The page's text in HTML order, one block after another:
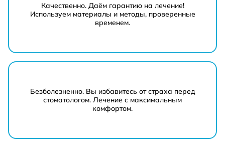
Качественно. Даём гарантию на лечение!
Используем материалы и методы, проверенные
временем.
Безболезненно. Вы избавитесь от страха перед
стоматологом. Лечение с максимальным
комфортом.